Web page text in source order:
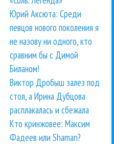
Юрий Аксюта: Среди
певцов нового поколения я
не назову ни одного, кто
сравним бы с Димой
Биланом!
Виктор Дробыш залез под
стол, а Ирина Дубцова
расплакалась и сбежала
Кто кринжовее: Максим
Фадеев или Shaman?